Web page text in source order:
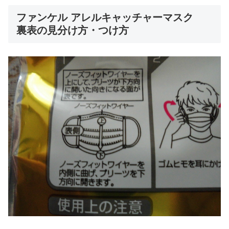
ファンケル アレルキャッチャーマスク
裏表の見分け方・つけ方